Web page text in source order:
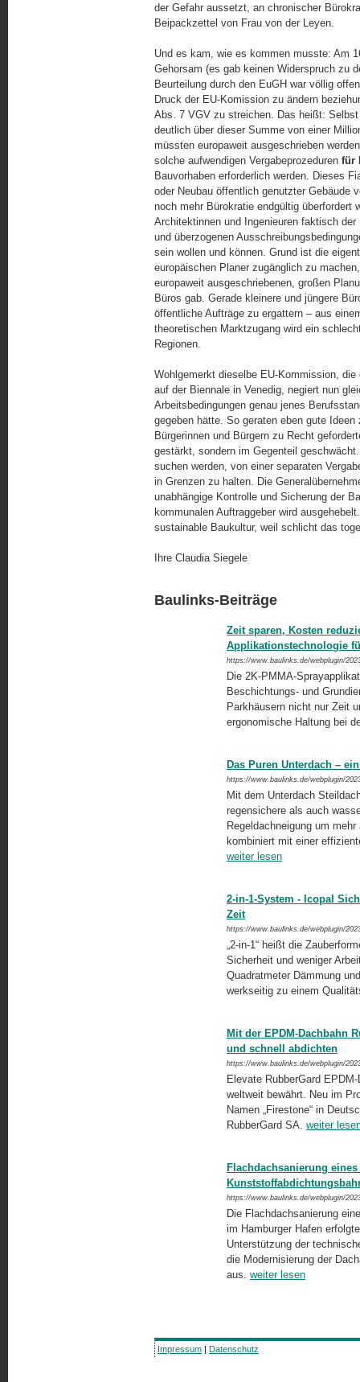
der Gefahr aussetzt, an chronischer
Beipackzettel von Frau von der Leyen.
Und es kam, wie es kommen musste: Am
Gehorsam (es gab keinen Widerspruch zu
Beurteilung durch den EuGH war völlig
Druck der EU-Komission zu ändern
Abs. 7 VGV zu streichen. Das heißt:
deutlich über dieser Summe von einer
müssten europaweit ausgeschrieben
solche aufwendigen Vergabeprozeduren für
Bauvorhaben erforderlich werden. Dieses
oder Neubau öffentlich genutzter Gebäude
noch mehr Bürokratie endgültig überfordert
Architektinnen und Ingenieuren faktisch
und überzogenen
sein wollen und können. Grund ist die
europäischen Planer zugänglich zu
europaweit ausgeschriebenen, großen
Büros gab. Gerade kleinere und jüngere
öffentliche Aufträge zu ergattern – aus
theoretischen Marktzugang wird ein
Regionen.
Wohlgemerkt dieselbe EU-Kommission,
auf der Biennale in Venedig, negiert nun
Arbeitsbedingungen genau jenes
gegeben hätte. So geraten eben gute
Bürgerinnen und Bürgern zu Recht
gestärkt, sondern im Gegenteil
suchen werden, von einer separaten
in Grenzen zu halten. Die
unabhängige Kontrolle und Sicherung der
kommunalen Auftraggeber wird
sustainable Baukultur, weil schlicht das
Ihre Claudia Siegele
Baulinks-Beiträge
Zeit sparen, Kosten
Applikationstechnologie
https://www.baulinks.de/webplugin/
Die 2K-PMMA-
Beschichtungs- und
Parkhäusern nicht nur Zeit
ergonomische Haltung bei
Das Puren Unterdach –
https://www.baulinks.de/webplugin/
Mit dem Unterdach
regensichere als auch
Regeldachneigung um
kombiniert mit einer
weiter lesen
2-in-1-System - Icopal
Zeit
https://www.baulinks.de/webplugin/
„2-in-1“ heißt die
Sicherheit und weniger
Quadratmeter Dämmung
werkseitig zu einem
Mit der EPDM-Dachbahn
und schnell abdichten
https://www.baulinks.de/webplugin/
Elevate RubberGard
weltweit bewährt. Neu im
Namen „Firestone“ in
RubberGard SA. weiter
Flachdachsanierung
https://www.baulinks.de/webplugin/
Die Flachdachsanierung
im Hamburger Hafen
Unterstützung der
die Modernisierung der
aus. weiter lesen
Impressum | Datenschutz